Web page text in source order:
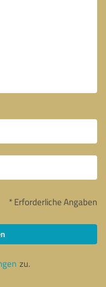
* Erforderliche Angaben
zu.